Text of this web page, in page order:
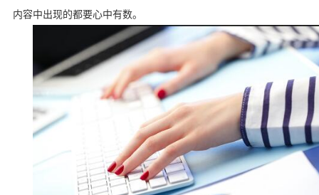
内容中出现的都要心中有数。